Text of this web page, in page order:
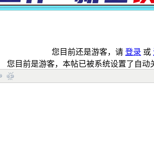
您目前还是游客，请 登录 或
您目前是游客，本帖已被系统设置了自动